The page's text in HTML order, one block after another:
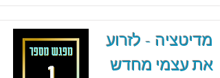
מדיטציה - לזרוע
את עצמי מחדש